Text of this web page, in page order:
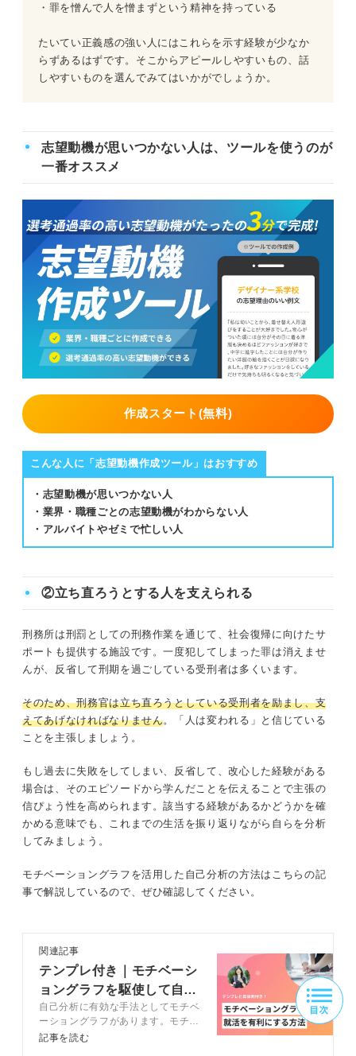
・罪を憎んで人を憎まずという精神を持っている
たいてい正義感の強い人にはこれらを示す経験が少なか
らずあるはずです。そこからアピールしやすいもの、話
しやすいものを選んでみてはいかがでしょうか。
志望動機が思いつかない人は、ツールを使うのが
一番オススメ
作成スタート(無料)
こんな人に「志望動機作成ツール」はおすすめ
・志望動機が思いつかない人
・業界・職種ごとの志望動機がわからない人
・アルバイトやゼミで忙しい人
②立ち直ろうとする人を支えられる
刑務所は刑罰としての刑務作業を通じて、社会復帰に向けたサ
ポートも提供する施設です。一度犯してしまった罪は消えませ
んが、反省して刑期を過ごしている受刑者は多くいます。
そのため、刑務官は立ち直ろうとしている受刑者を励まし、支
えてあげなければなりません。「人は変われる」と信じている
ことを主張しましょう。
もし過去に失敗をしてしまい、反省して、改心した経験がある
場合は、そのエピソードから学んだことを伝えることで主張の
信ぴょう性を高められます。該当する経験があるかどうかを確
かめる意味でも、これまでの生活を振り返りながら自らを分析
してみましょう。
モチベーショングラフを活用した自己分析の方法はこちらの記
事で解説しているので、ぜひ確認してください。
関連記事
テンプレ付き｜モチベーシ
ョングラフを駆使して自己
分析を深めるコツ
自己分析に有効な手法としてモチベ
ーショングラフがあります。モチベ
ーショングラフは適切な書き方や活
記事を読む